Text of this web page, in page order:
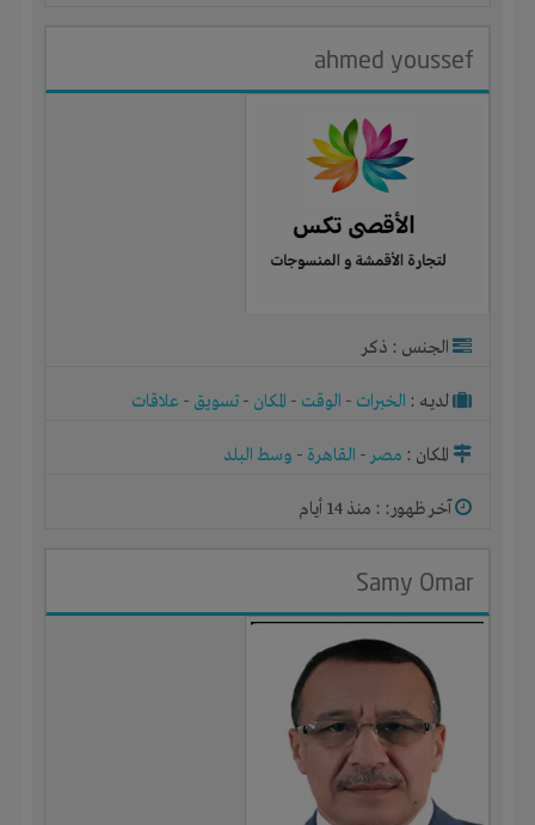
ahmed youssef
الجنس : ذكر
لديـه : الخبرات - الوقت - المكان - تسويق - علاقات
المكان : مصر- القاهرة - وسط البلد
آخر ظهور: : منذ 14 أيام
Samy Omar